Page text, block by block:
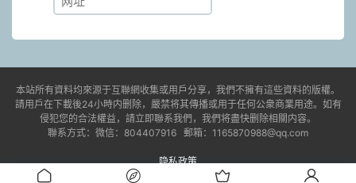
本站所有資料均來源于互聯網收集或用戶分享，我們不擁有這些資料的版權。
請用戶在下載後24小時内删除，嚴禁将其傳播或用于任何公衆商業用途。如有
侵犯您的合法權益，請立即聯系我們，我們将盡快删除相關内容。
聯系方式：微信：804407916 郵箱：1165870988@qq.com
隐私政策
© 2021-2023 jdyx6.com湘ICP備2023006807号-1 易學課程/國學資料